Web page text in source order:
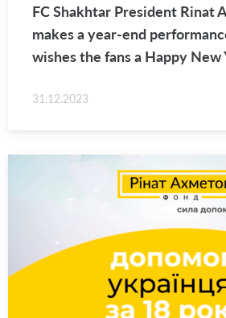
FC Shakhtar Pres­i­dent Rinat
makes a year-end
wishes the fans a Happy New
31.12.2023